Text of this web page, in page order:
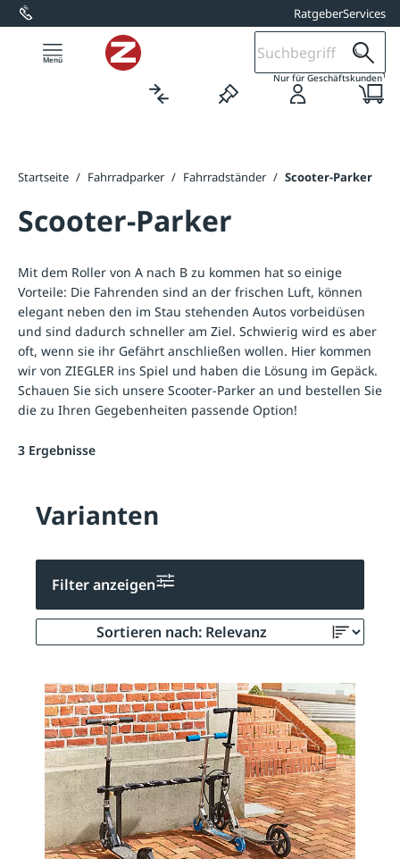
springen RatgeberServices
Nur für Geschäftskunden1
Startseite / Fahrradparker / Fahrradständer / Scooter-Parker
Scooter-Parker
Mit dem Roller von A nach B zu kommen hat so einige
Vorteile: Die Fahrenden sind an der frischen Luft, können
elegant neben den im Stau stehenden Autos vorbeidüsen
und sind dadurch schneller am Ziel. Schwierig wird es aber
oft, wenn sie ihr Gefährt anschließen wollen. Hier kommen
wir von ZIEGLER ins Spiel und haben die Lösung im Gepäck.
Schauen Sie sich unsere Scooter-Parker an und bestellen Sie
die zu Ihren Gegebenheiten passende Option!
3 Ergebnisse
Varianten
Filter anzeigen